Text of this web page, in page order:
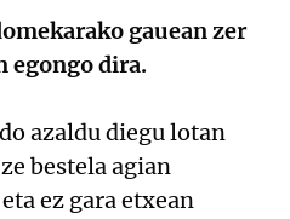
gauean zer
egongo dira.
azaldu diegu lotan
bestela agian
ez gara etxean